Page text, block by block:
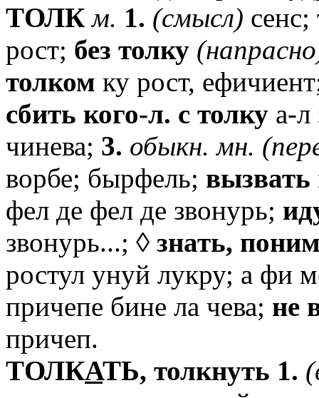
TОЛК м. 1. (смысл)
рост; без толку
толком ку рост,
сбить кого-л. с толку а-л
чинева; 3. обыкн. мн.
ворбе; бырфель; вызвать
фел де фел де звонурь;
звонурь...; ◊ знать,
ростул унуй лукру; а фи
причепе бине ла чева; не
причеп.
TОЛКАТЬ, толкнуть 1.